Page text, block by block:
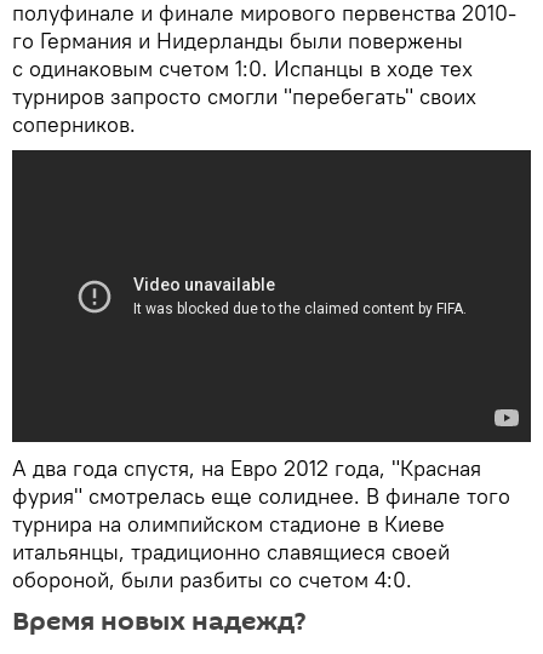
полуфинале и финале мирового первенства 2010-
го Германия и Нидерланды были повержены
с одинаковым счетом 1:0. Испанцы в ходе тех
турниров запросто смогли "перебегать" своих
соперников.
А два года спустя, на Евро 2012 года, "Красная
фурия" смотрелась еще солиднее. В финале того
турнира на олимпийском стадионе в Киеве
итальянцы, традиционно славящиеся своей
обороной, были разбиты со счетом 4:0.
Время новых надежд?